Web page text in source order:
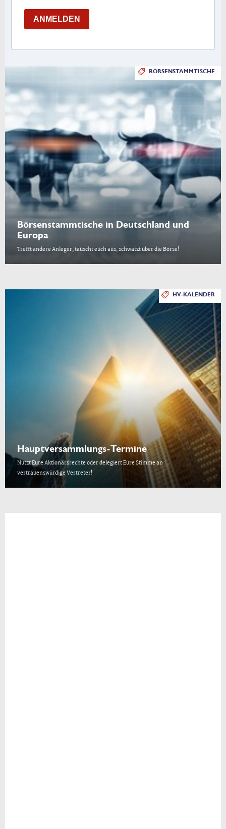
ANMELDEN
BÖRSENSTAMMTISCHE
Börsenstammtische in Deutschland und
Europa
Trefft andere Anleger, tauscht euch aus, schwatzt über die Börse!
HV-KALENDER
Hauptversammlungs-Termine
Nutzt Eure Aktionärsrechte oder delegiert Eure Stimme an
vertrauenswürdige Vertreter!